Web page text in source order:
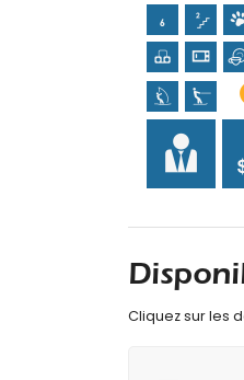
Château
Sports
Tennis
nautique
Golf
Cliquez sur les